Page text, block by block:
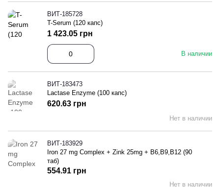
ВИТ-185728
T-Serum (120 капс)
В наличии
1 423.05 грн
ВИТ-183473
Lactase Enzyme (100 капс)
Нет в наличии
620.63 грн
ВИТ-183929
Iron 27 mg Complex + Zink 25mg + B6,B9,B12 (90
таб)
Нет в наличии
554.91 грн